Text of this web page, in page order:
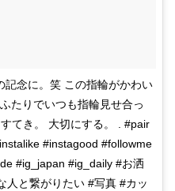
記念に。笑 この指輪がかわい
たりでいつも指輪見せ合っ
てき。 大切にする。 . #pair
#instagood #followme
#ig_japan #ig_daily #お洒
人と繋がりたい #写真 #カッ